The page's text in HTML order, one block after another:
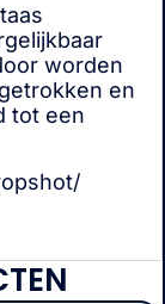
worden
en
tot een